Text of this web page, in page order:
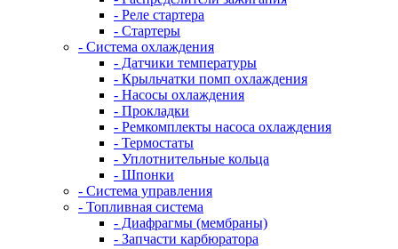
- Реле стартера
- Стартеры
- Система охлаждения
- Датчики температуры
- Крыльчатки помп охлаждения
- Насосы охлаждения
- Прокладки
- Ремкомплекты насоса охлаждения
- Термостаты
- Уплотнительные кольца
- Шпонки
- Система управления
- Топливная система
- Диафрагмы (мембраны)
- Запчасти карбюратора